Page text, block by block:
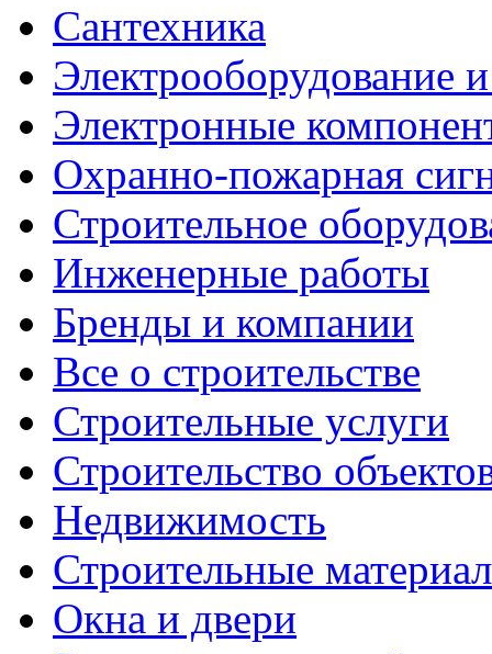
Сантехника
Электрооборудование
Электронные
Охранно-пожарная
Строительное
Инженерные работы
Бренды и компании
Все о строительстве
Строительные услуги
Строительство
Недвижимость
Строительные
Окна и двери